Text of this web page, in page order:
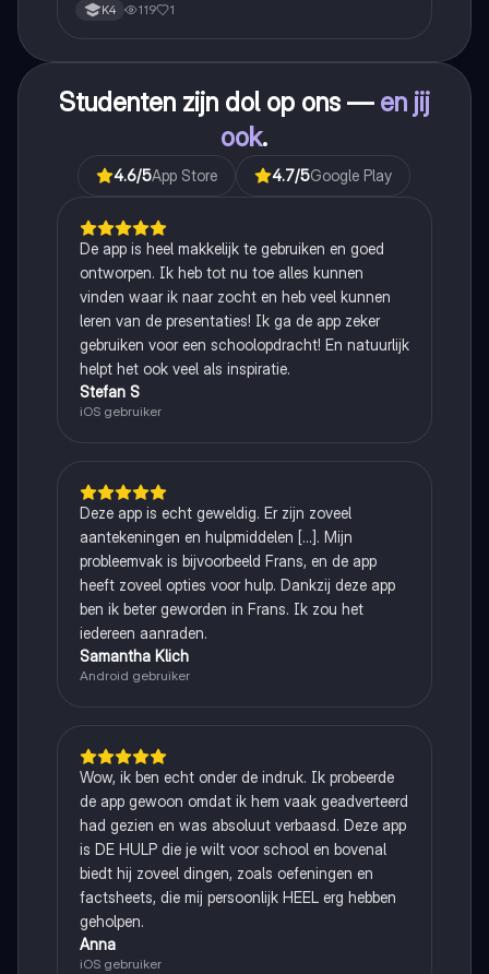
K4 119 1
Studenten zijn dol op ons — en jij
ook.
4.6/5App Store 4.7/5Google Play
De app is heel makkelijk te gebruiken en goed
ontworpen. Ik heb tot nu toe alles kunnen
vinden waar ik naar zocht en heb veel kunnen
leren van de presentaties! Ik ga de app zeker
gebruiken voor een schoolopdracht! En natuurlijk
helpt het ook veel als inspiratie.
Stefan S
iOS gebruiker
Deze app is echt geweldig. Er zijn zoveel
aantekeningen en hulpmiddelen [...]. Mijn
probleemvak is bijvoorbeeld Frans, en de app
heeft zoveel opties voor hulp. Dankzij deze app
ben ik beter geworden in Frans. Ik zou het
iedereen aanraden.
Samantha Klich
Android gebruiker
Wow, ik ben echt onder de indruk. Ik probeerde
de app gewoon omdat ik hem vaak geadverteerd
had gezien en was absoluut verbaasd. Deze app
is DE HULP die je wilt voor school en bovenal
biedt hij zoveel dingen, zoals oefeningen en
factsheets, die mij persoonlijk HEEL erg hebben
geholpen.
Anna
iOS gebruiker